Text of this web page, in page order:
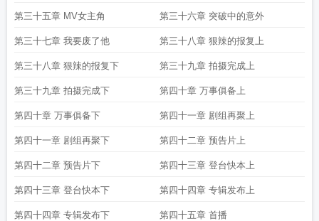
第三十五章 MV女主角 第三十六章 突破中的意外
第三十七章 我要废了他 第三十八章 狠辣的报复上
第三十八章 狠辣的报复下 第三十九章 拍摄完成上
第三十九章 拍摄完成下 第四十章 万事俱备上
第四十章 万事俱备下 第四十一章 剧组再聚上
第四十一章 剧组再聚下 第四十二章 预告片上
第四十二章 预告片下 第四十三章 登台快本上
第四十三章 登台快本下 第四十四章 专辑发布上
第四十四章 专辑发布下 第四十五章 首播